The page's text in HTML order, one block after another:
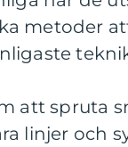
metoder
att spruta
linjer och